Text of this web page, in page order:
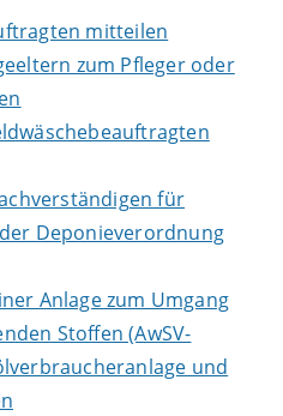
mitteilen
zum Pfleger oder
für
Deponieverordnung
Anlage zum Umgang
Stoffen (AwSV-
und